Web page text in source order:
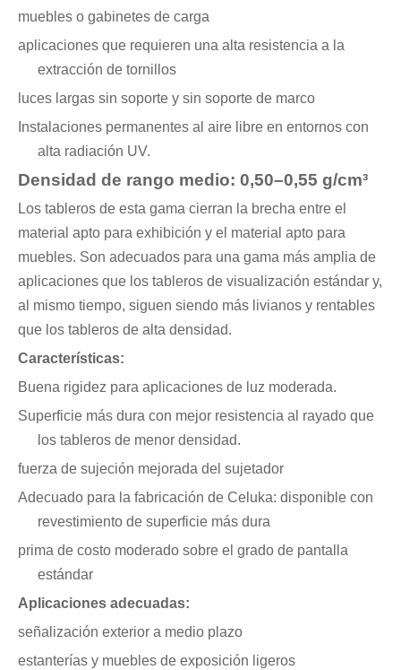
muebles o gabinetes de carga
aplicaciones que requieren una alta resistencia a la
extracción de tornillos
luces largas sin soporte y sin soporte de marco
Instalaciones permanentes al aire libre en entornos con
alta radiación UV.
Densidad de rango medio: 0,50–0,55 g/cm³
Los tableros de esta gama cierran la brecha entre el
material apto para exhibición y el material apto para
muebles. Son adecuados para una gama más amplia de
aplicaciones que los tableros de visualización estándar y,
al mismo tiempo, siguen siendo más livianos y rentables
que los tableros de alta densidad.
Características:
Buena rigidez para aplicaciones de luz moderada.
Superficie más dura con mejor resistencia al rayado que
los tableros de menor densidad.
fuerza de sujeción mejorada del sujetador
Adecuado para la fabricación de Celuka: disponible con
revestimiento de superficie más dura
prima de costo moderado sobre el grado de pantalla
estándar
Aplicaciones adecuadas:
señalización exterior a medio plazo
estanterías y muebles de exposición ligeros